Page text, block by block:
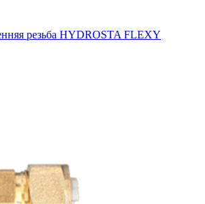
резьба HYDROSTA FLEXY